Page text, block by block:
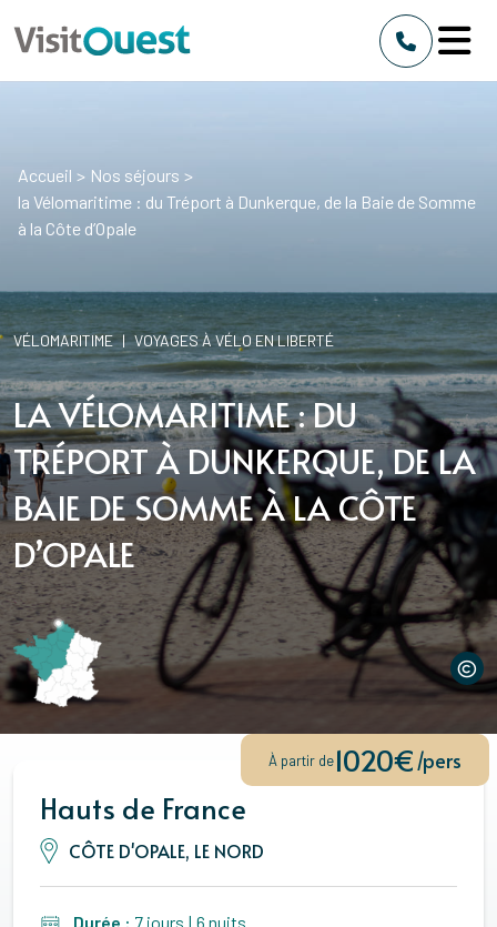
Accueil > Nos séjours >
la Vélomaritime : du Tréport à Dunkerque, de la Baie de Somme
à la Côte d’Opale
VÉLOMARITIME | VOYAGES À VÉLO EN LIBERTÉ
LA VÉLOMARITIME : DU
TRÉPORT À DUNKERQUE, DE LA
BAIE DE SOMME À LA CÔTE
D’OPALE
À partir de1020€/pers
Hauts de France
CÔTE D'OPALE, LE NORD
Durée : 7 jours | 6 nuits